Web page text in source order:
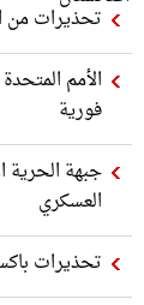
تحذيرات من
فورية
جبهة الحرية
العسكري
تحذيرات